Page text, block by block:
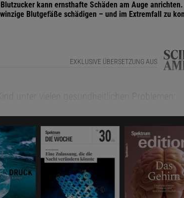
kann ernsthafte Schäden am Auge
Blutgefäße schädigen – und im Extremfall zu
EXKLUSIVE ÜBERSETZUNG AUS
so erschöpfte, dass er nicht zur Schule
miteinander zusammenzuhängen. Und
Arzt, ob es eine allen gemeinsam zugrunde
eines Tages nicht mehr aus dem Bett kam
so schlecht war. Schließlich teilten die Ärzte